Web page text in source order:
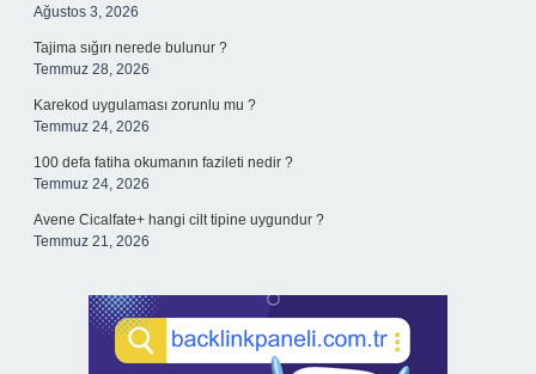
Ağustos 3, 2026
Tajima sığırı nerede bulunur ?
Temmuz 28, 2026
Karekod uygulaması zorunlu mu ?
Temmuz 24, 2026
100 defa fatiha okumanın fazileti nedir ?
Temmuz 24, 2026
Avene Cicalfate+ hangi cilt tipine uygundur ?
Temmuz 21, 2026